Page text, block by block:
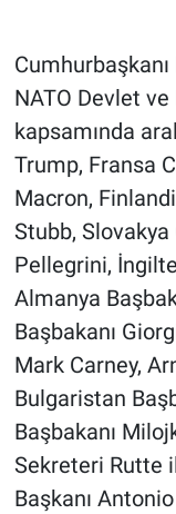
⁠NATO Devlet
kapsamında
Trump, Fransa
Macron,
Stubb,
Pellegrini,
Almanya
Başbakanı
Mark Carney,
Bulgaristan
Başbakanı
Sekreteri Rutte
Başkanı